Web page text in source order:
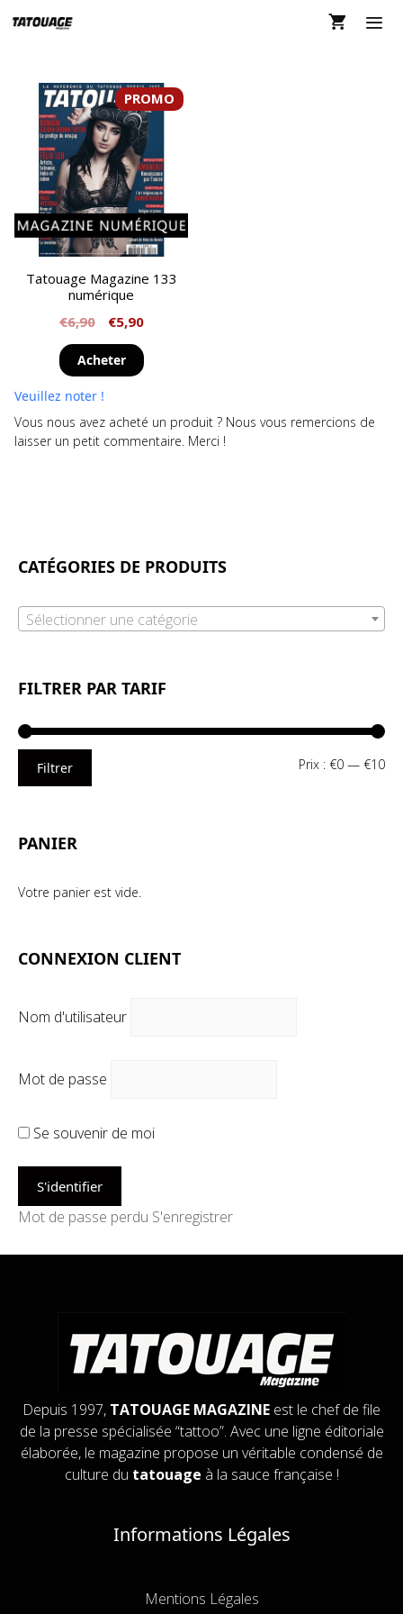
au
PROMO
Tatouage Magazine 133
numérique
€6,90 €5,90
Acheter
Veuillez noter !
Vous nous avez acheté un produit ? Nous vous remercions de
laisser un petit commentaire. Merci !
CATÉGORIES DE PRODUITS
Sélectionner une catégorie
FILTRER PAR TARIF
Filtrer Prix : €0 — €10
PANIER
Votre panier est vide.
CONNEXION CLIENT
Nom d'utilisateur
Mot de passe
Se souvenir de moi
Mot de passe perdu S'enregistrer
Depuis 1997, TATOUAGE MAGAZINE est le chef de file
de la presse spécialisée “tattoo”. Avec une ligne éditoriale
élaborée, le magazine propose un véritable condensé de
culture du tatouage à la sauce française !
Informations Légales
Mentions Légales